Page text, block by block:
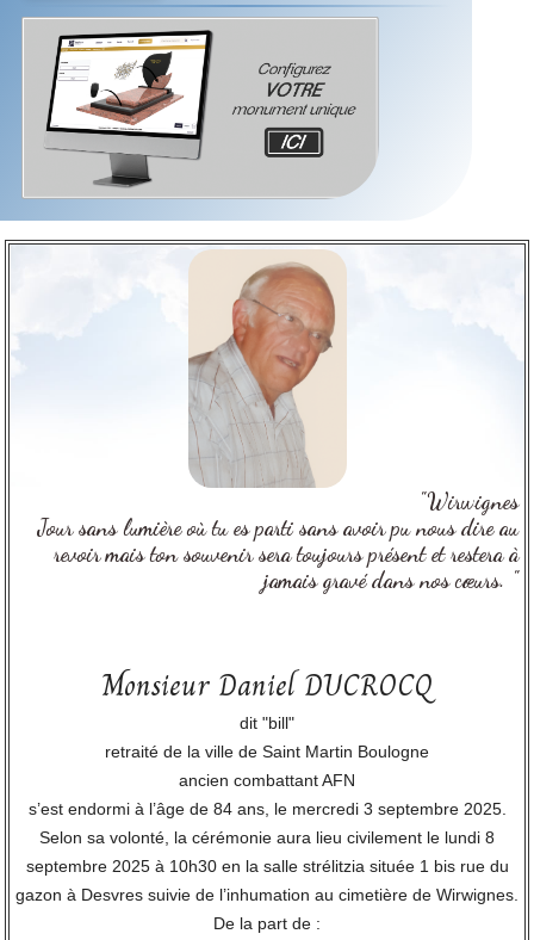
"Wirwignes
Jour sans lumière où tu es parti sans avoir pu nous dire au
revoir mais ton souvenir sera toujours présent et restera à
jamais gravé dans nos cœurs. "
Monsieur Daniel DUCROCQ
dit "bill"
retraité de la ville de Saint Martin Boulogne
ancien combattant AFN
s’est endormi à l’âge de 84 ans, le mercredi 3 septembre 2025.
Selon sa volonté, la cérémonie aura lieu civilement le lundi 8
septembre 2025 à 10h30 en la salle strélitzia située 1 bis rue du
gazon à Desvres suivie de l’inhumation au cimetière de Wirwignes.
De la part de :